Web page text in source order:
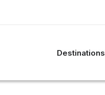
Destinations